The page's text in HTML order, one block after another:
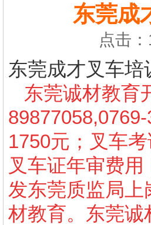
东莞成
点击
东莞成才叉车
东莞诚材教育
1750元；叉车
叉车证年审费
发东莞质监局
材教育。东莞